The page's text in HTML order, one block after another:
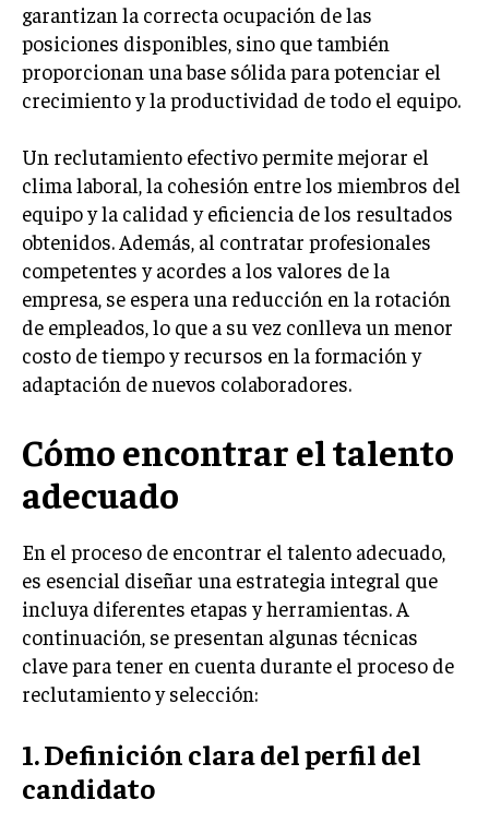
VENTAS Y PERSUASIÓN
GESTIÓN DE PRODUCTOS
COMUNICACIÓN CORPORATIVA
GESTIÓN DE MARCA
INVESTIGACIÓN DE MERCADO
ANÁLISIS DE COMPETENCIA
GESTIÓN DE CLIENTES
EMPRENDIMIENTO
INNOVACIÓN EMPRESARIAL
GESTIÓN DEL CAMBIO
HABILIDADES DIRECTIVAS
EMPRENDIMIENTO
PLANIFICACIÓN EMPRESARIAL
FINANZAS
FINANZAS Y CONTABILIDAD
GESTIÓN DE RECURSOS FINANCIEROS
INVERSIONES Y MERCADOS FINANCIEROS
CONTABILIDAD EMPRESARIAL
ECONOMÍA EMPRESARIAL
garantizan la correcta ocupación de las
posiciones disponibles, sino que también
proporcionan una base sólida para potenciar el
crecimiento y la productividad de todo el equipo.
Un reclutamiento efectivo permite mejorar el
clima laboral, la cohesión entre los miembros del
equipo y la calidad y eficiencia de los resultados
obtenidos. Además, al contratar profesionales
competentes y acordes a los valores de la
empresa, se espera una reducción en la rotación
de empleados, lo que a su vez conlleva un menor
costo de tiempo y recursos en la formación y
adaptación de nuevos colaboradores.
Cómo encontrar el talento
adecuado
En el proceso de encontrar el talento adecuado,
es esencial diseñar una estrategia integral que
incluya diferentes etapas y herramientas. A
continuación, se presentan algunas técnicas
clave para tener en cuenta durante el proceso de
reclutamiento y selección:
1. Definición clara del perfil del
candidato